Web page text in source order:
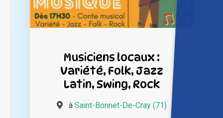
Musiciens locaux :
Variété, Folk, Jazz
Latin, Swing, Rock
à Saint-Bonnet-De-Cray (71)